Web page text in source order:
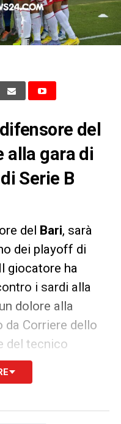
del
alla gara di
Serie B
del Bari, sarà
dei playoff di
giocatore ha
i sardi alla
dolore alla
da Corriere dello
del tecnico
il quale ha
ma